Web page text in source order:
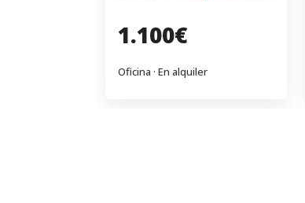
1.100€
Oficina · En alquiler